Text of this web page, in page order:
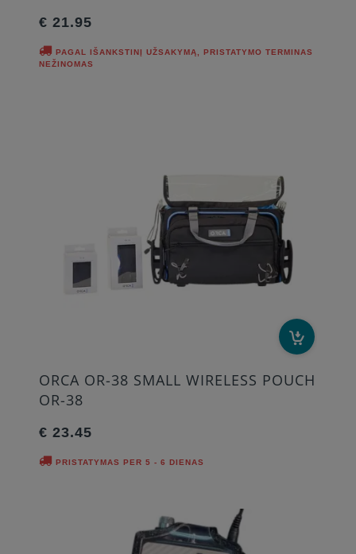
€ 21.95
PAGAL IŠANKSTINĮ UŽSAKYMĄ, PRISTATYMO TERMINAS
NEŽINOMAS
ORCA OR-38 SMALL WIRELESS POUCH
OR-38
€ 23.45
PRISTATYMAS PER 5 - 6 DIENAS